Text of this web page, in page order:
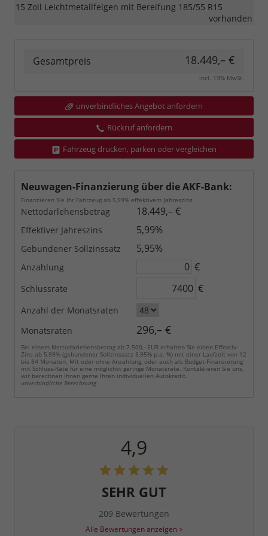
15 Zoll Leichtmetallfelgen mit Bereifung 185/55 R15
vorhanden
Gesamtpreis 18.449,– €
incl. 19% MwSt.
unverbindliches Angebot anfordern
Rückruf anfordern
Fahrzeug drucken, parken oder vergleichen
Neuwagen-Finanzierung über die AKF-Bank:
Finanzieren Sie Ihr Fahrzeug ab 5,99% effektivem Jahreszins
Nettodarlehensbetrag 18.449,– €
Effektiver Jahreszins 5,99%
Gebundener Sollzinssatz 5,95%
Anzahlung €
Schlussrate €
Anzahl der Monatsraten
Monatsraten
296,– €
Bei einem Nettodarlehensbetrag ab 7.500,- EUR erhalten Sie einen Effektiv-
Zins ab 5,99% (gebundener Sollzinssatz 5,95% p.a. %) mit einer Laufzeit von 12
bis 84 Monaten. Mit oder ohne Anzahlung, oder auch als Budget-Finanzierung
mit Schluss-Rate für eine möglichst geringe Monatsrate. Kontaktieren Sie uns,
wir berechnen Ihnen gerne Ihren individuellen Autokredit.
unverbindliche Berechnung
4,9
SEHR GUT
209 Bewertungen
Alle Bewertungen anzeigen >